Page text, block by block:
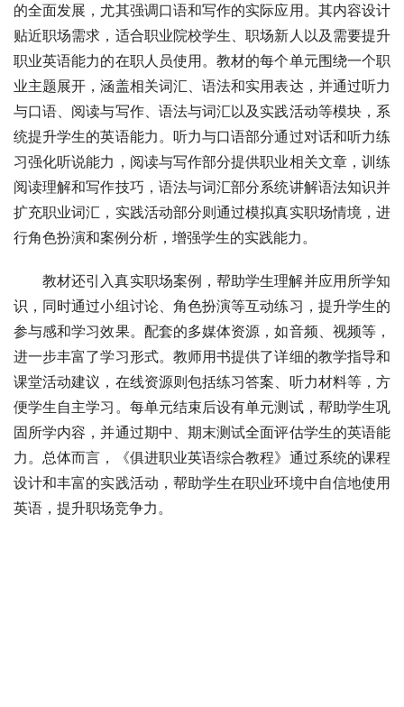
的全面发展，尤其强调口语和写作的实际应用。其内容设计
贴近职场需求，适合职业院校学生、职场新人以及需要提升
职业英语能力的在职人员使用。教材的每个单元围绕一个职
业主题展开，涵盖相关词汇、语法和实用表达，并通过听力
与口语、阅读与写作、语法与词汇以及实践活动等模块，系
统提升学生的英语能力。听力与口语部分通过对话和听力练
习强化听说能力，阅读与写作部分提供职业相关文章，训练
阅读理解和写作技巧，语法与词汇部分系统讲解语法知识并
扩充职业词汇，实践活动部分则通过模拟真实职场情境，进
行角色扮演和案例分析，增强学生的实践能力。
教材还引入真实职场案例，帮助学生理解并应用所学知
识，同时通过小组讨论、角色扮演等互动练习，提升学生的
参与感和学习效果。配套的多媒体资源，如音频、视频等，
进一步丰富了学习形式。教师用书提供了详细的教学指导和
课堂活动建议，在线资源则包括练习答案、听力材料等，方
便学生自主学习。每单元结束后设有单元测试，帮助学生巩
固所学内容，并通过期中、期末测试全面评估学生的英语能
力。总体而言，《俱进职业英语综合教程》通过系统的课程
设计和丰富的实践活动，帮助学生在职业环境中自信地使用
英语，提升职场竞争力。